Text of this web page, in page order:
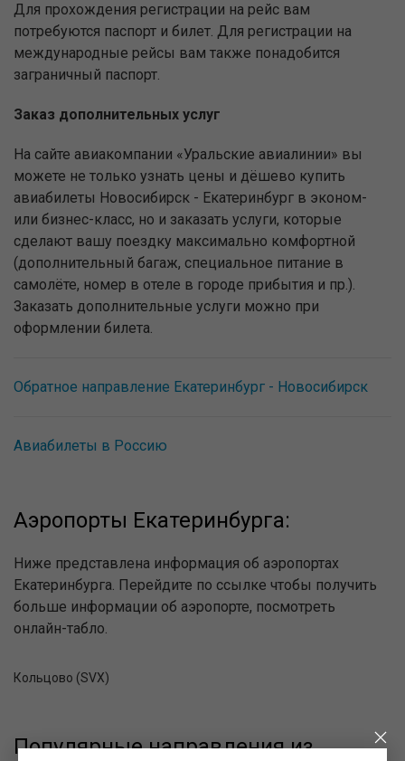
Для прохождения регистрации на рейс вам
потребуются паспорт и билет. Для регистрации на
международные рейсы вам также понадобится
заграничный паспорт.
Заказ дополнительных услуг
На сайте авиакомпании «Уральские авиалинии» вы
можете не только узнать цены и дёшево купить
авиабилеты Новосибирск - Екатеринбург в эконом-
или бизнес-класс, но и заказать услуги, которые
сделают вашу поездку максимально комфортной
(дополнительный багаж, специальное питание в
самолёте, номер в отеле в городе прибытия и пр.).
Заказать дополнительные услуги можно при
оформлении билета.
Обратное направление Екатеринбург - Новосибирск
Авиабилеты в Россию
Аэропорты Екатеринбурга:
Ниже представлена информация об аэропортах
Екатеринбурга. Перейдите по ссылке чтобы получить
больше информации об аэропорте, посмотреть
онлайн-табло.
Кольцово (SVX)
Популярные направления из